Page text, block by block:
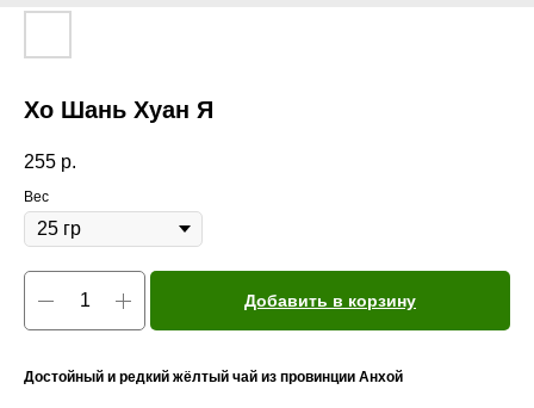
Хо Шань Хуан Я
255 р.
Вес
Добавить в корзину
Достойный и редкий жёлтый чай из провинции Анхой